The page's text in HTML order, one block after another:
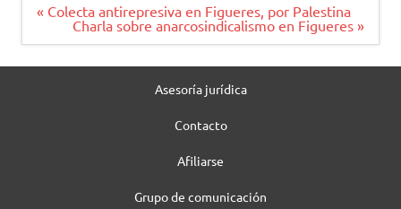
Navegación
« Colecta antirepresiva en Figueres, por Palestina
Charla sobre anarcosindicalismo en Figueres »
Asesoría jurídica
Contacto
Afiliarse
Grupo de comunicación